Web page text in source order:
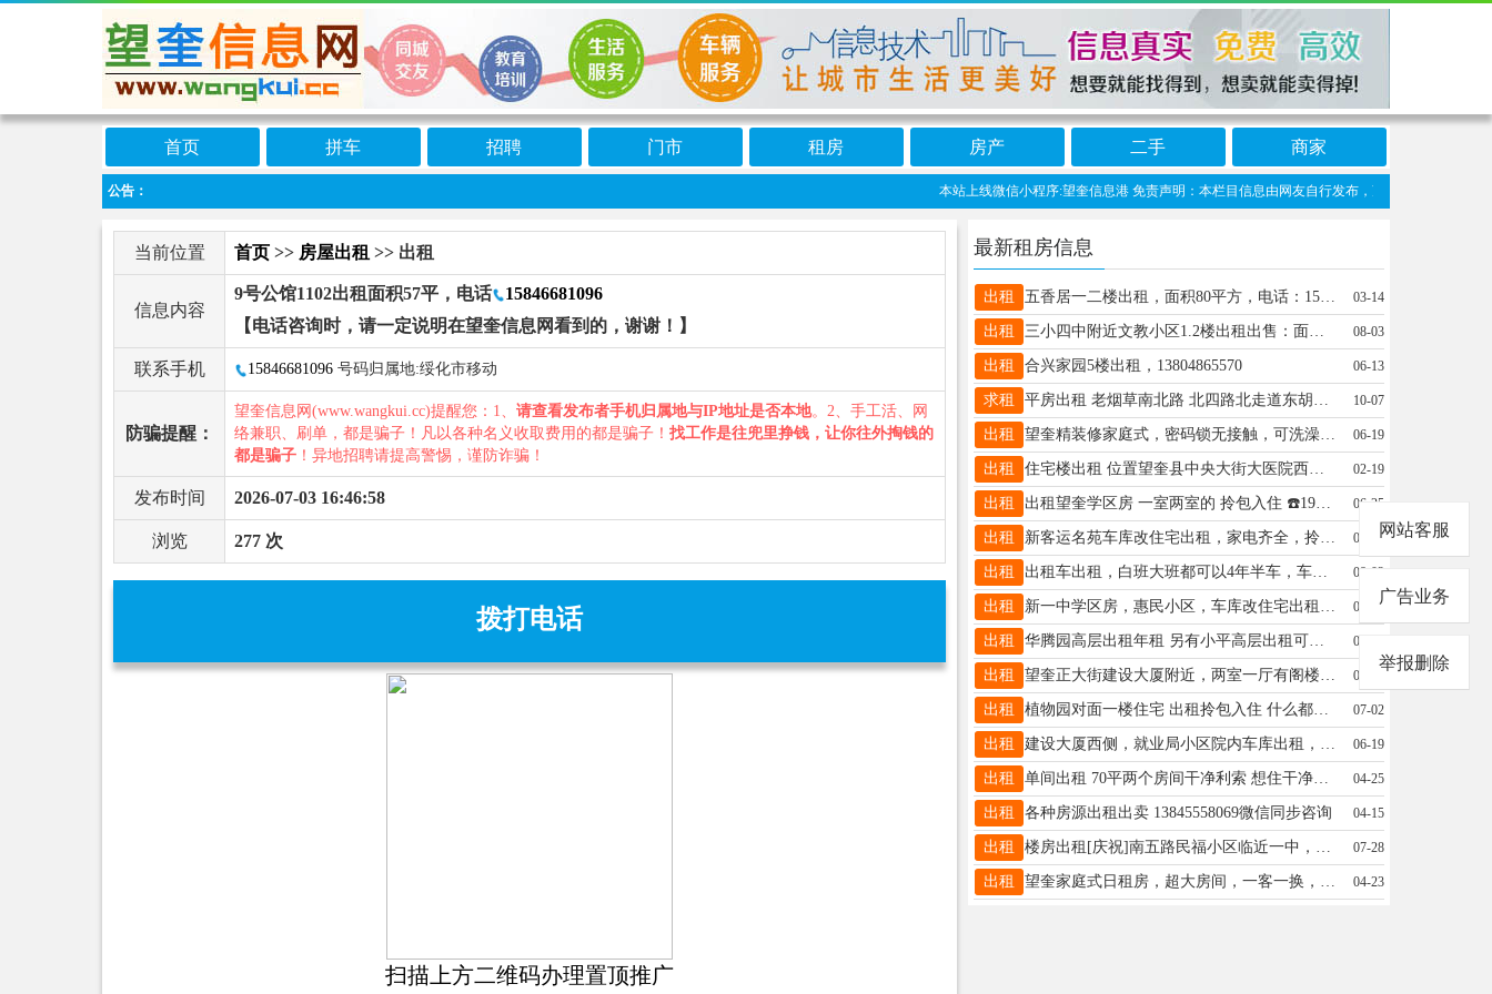
首页 拼车 招聘 门市 租房 房产 二手 商家
公告： 本站上线微信小程序:望奎信息港 免责声明：本栏目信息由网友自行发布，望奎信息网不承担任
当前位置 首页 >> 房屋出租 >> 出租
信息内容
9号公馆1102出租面积57平，电话
15846681096
【电话咨询时，请一定说明在望奎信息网看到的，谢谢！】
联系手机 15846681096 号码归属地:绥化市移动
防骗提醒：
望奎信息网(www.wangkui.cc)提醒您：1、 请查看发布者手机归属地与IP地址是否本地。2、手工活、网
络兼职、刷单，都是骗子！凡以各种名义收取费用的都是骗子！ 找工作是往兜里挣钱，让你往外掏钱的
都是骗子 ！异地招聘请提高警惕，谨防诈骗！
发布时间 2026-07-03 16:46:58
浏览 277 次
拨打电话
扫描上方二维码办理置顶推广
最新租房信息
出租 五香居一二楼出租，面积80平方，电话：15774550015 03-14
出租 三小四中附近文教小区1.2楼出租出售：面积，187平，室内设施齐全， 电话：15636643999 08-03
出租 合兴家园5楼出租，13804865570 06-13
求租 平房出租 老烟草南北路 北四路北走道东胡同100米路北 50平，一客厅两个小卧室 租金1500元 电话：15145728197 10-07
出租 望奎精装修家庭式，密码锁无接触，可洗澡可洗衣服能做饭，床上用品一客一换，可钟点日租月租☎️18745578835 06-19
出租 住宅楼出租 位置望奎县中央大街大医院西农行对面60平，低价出租出卖。周边离一中，五中，大医院近，周边商贸繁华，适合陪读养老人群居住，联系电话17845540909。 02-19
出租 出租望奎学区房 一室两室的 拎包入住 ☎️19845546067 06-25
出租 新客运名苑车库改住宅出租，家电齐全，拎包入住，交通便利，出门就是客运站，干净卫生，，联系人潘先生，联系号码18945504389 07-12
出租 出租车出租，白班大班都可以4年半车，车况好价格低，15645535399 08-02
出租 新一中学区房，惠民小区，车库改住宅出租，位置好，离新一中、三中非常近，朝阳，采光好，取暖好，室内干净整洁，拎包入住，适合陪读居住，联系电话15004559522 06-16
出租 华腾园高层出租年租 另有小平高层出租可年租 可月租 ☎️19845546067 05-30
出租 望奎正大街建设大厦附近，两室一厅有阁楼，简装家电齐全，能做饭。找一个爱干净的女生合租（不能带异性），可以接受养宠物！月租550左右押一付一，微信电话同步18645529939 02-23
出租 植物园对面一楼住宅 出租拎包入住 什么都有。月租年租季租 空调冰箱洗衣机热水器 Wi-Fi啥都有17745524142 07-02
出租 建设大厦西侧，就业局小区院内车库出租，44平方空间大，停车方便，车库有装修，电话：18645565959 06-19
出租 单间出租 70平两个房间干净利索 想住干净的房子联系 ☎15184568333 04-25
出租 各种房源出租出卖 13845558069微信同步咨询 04-15
出租 楼房出租[庆祝]南五路民福小区临近一中，5楼46平方，家居齐全，南北通透，电话15045545077 07-28
出租 望奎家庭式日租房，超大房间，一客一换，二十四小时热水，冰箱，电视，洗衣机，空调，wifi，洗漱用品齐全，优雅的环境，家的感觉！微信电话同步:13384553230 04-23
网站客服
广告业务
举报删除